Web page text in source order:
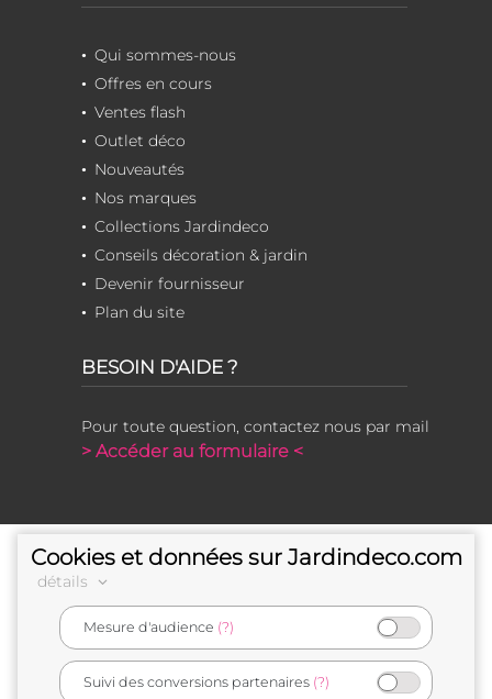
Qui sommes-nous
Offres en cours
Ventes flash
Outlet déco
Nouveautés
Nos marques
Collections Jardindeco
Conseils décoration & jardin
Devenir fournisseur
Plan du site
BESOIN D'AIDE ?
Pour toute question, contactez nous par mail
> Accéder au formulaire <
e-commerçant français
Cookies et données sur Jardindeco.com
détails
Mesure d'audience (?)
Suivi des conversions partenaires (?)